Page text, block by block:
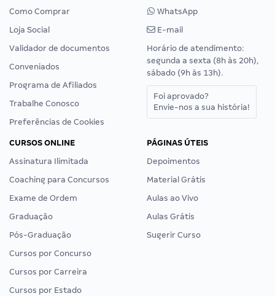
Como Comprar
Loja Social
Validador de documentos
Conveniados
Programa de Afiliados
Trabalhe Conosco
Preferências de Cookies
WhatsApp
E-mail
Horário de atendimento:
segunda a sexta (8h às 20h),
sábado (9h às 13h).
Foi aprovado?
Envie-nos a sua história!
CURSOS ONLINE
Assinatura Ilimitada
Coaching para Concursos
Exame de Ordem
Graduação
Pós-Graduação
Cursos por Concurso
Cursos por Carreira
Cursos por Estado
PÁGINAS ÚTEIS
Depoimentos
Material Grátis
Aulas ao Vivo
Aulas Grátis
Sugerir Curso